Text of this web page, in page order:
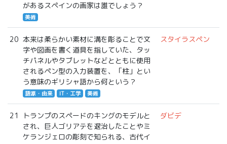
があるスペインの画家は誰でしょう？
美術
20 本来は柔らかい素材に溝を彫ることで文
字や図画を書く道具を指していた、タッ
チパネルやタブレットなどとともに使用
されるペン型の入力装置を、「柱」とい
う意味のギリシャ語から何という？
語源・由来 IT・工学 美術
スタイラスペン
21
トランプのスペードのキングのモデルと
され、巨人ゴリアテを退治したことやミ
ケランジェロの彫刻で知られる、古代イ
ダビデ